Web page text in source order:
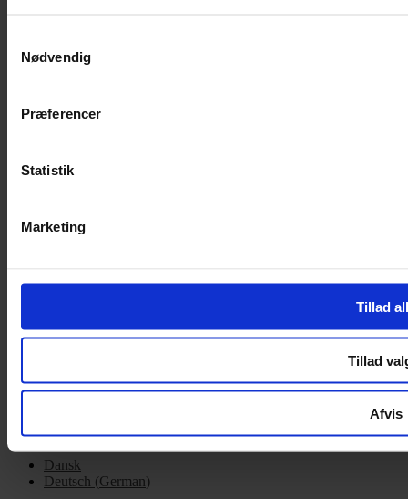
Nødvendig
Præferencer
Statistik
Marketing
Tillad
Tillad
Afvis
Handelsbetingelser
Privatlivspolitik
Handelsbetingelser
Om Yarn Every Wear
ÅBNINGSTIDER
Lørdag 10:00 – 14:00
Design & hosting by Webhuset Ballum ApS
Dansk
Deutsch (German)